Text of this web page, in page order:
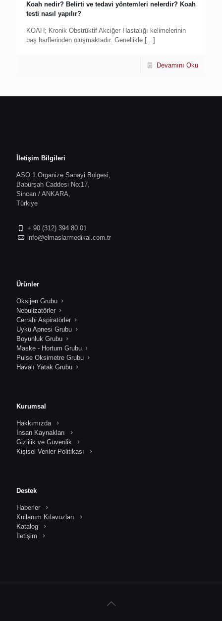
Koah nedir? Belirti ve tedavi yöntemleri nelerdir? Koah
testi nasıl yapılır?
KOAH; Kronik Obstrüktif Akciğer Hastalığı kelimelerinin
baş harflerinden oluşmaktadır. Genellikle […]
Devamını Oku
İletişim Bilgileri
ASO 1.Organize Sanayi Bölgesi,
Babürşah Caddesi No:17,
Sincan / ANKARA,
Türkiye
+ 90 (312) 394 80 01
info@elmaslarmedikal.com.tr
Ürünler
Oksijen Grubu
Nebulizatörler
Cerrahi Aspiratörler
Uyku Apnesi Grubu
Boyunluk Grubu
Maske - Hortum Grubu
Pulse Oksimetre Grubu
Havalı Yatak Grubu
Kurumsal
Hakkımızda
İnsan Kaynakları
Gizlilik ve Güvenlik
Kişisel Veriler Politikası
Destek
Haberler
Kullanım Kılavuzları
Katalog
İletişim